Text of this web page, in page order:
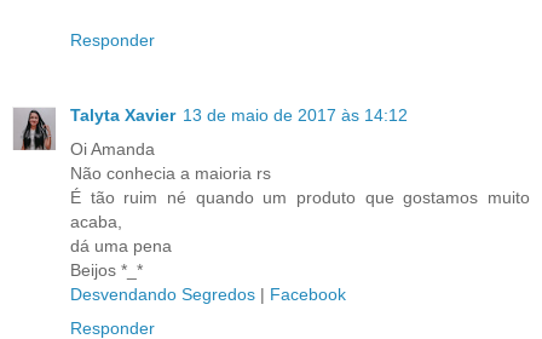
Responder
Talyta Xavier 13 de maio de 2017 às 14:12
Oi Amanda
Não conhecia a maioria rs
É tão ruim né quando um produto que gostamos muito
acaba,
dá uma pena
Beijos *_*
Desvendando Segredos | Facebook
Responder